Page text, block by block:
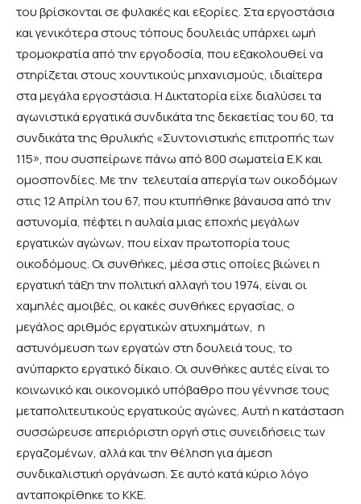
του βρίσκονται σε φυλακές και εξορίες. Στα εργοστάσια
και γενικότερα στους τόπους δουλειάς υπάρχει ωμή
τρομοκρατία από την εργοδοσία, που εξακολουθεί να
στηρίζεται στους χουντικούς μηχανισμούς, ιδιαίτερα
στα μεγάλα εργοστάσια. H Δικτατορία είχε διαλύσει τα
αγωνιστικά εργατικά συνδικάτα της δεκαετίας του 60, τα
συνδικάτα της θρυλικής «Συντονιστικής επιτροπής των
115», που συσπείρωνε πάνω από 800 σωματεία Ε.Κ και
ομοσπονδίες. Με την τελευταία απεργία των οικοδόμων
στις 12 Απρίλη του 67, που κτυπήθηκε βάναυσα από την
αστυνομία, πέφτει η αυλαία μιας εποχής μεγάλων
εργατικών αγώνων, που είχαν πρωτοπορία τους
οικοδόμους. Οι συνθήκες, μέσα στις οποίες βιώνει η
εργατική τάξη την πολιτική αλλαγή του 1974, είναι οι
χαμηλές αμοιβές, οι κακές συνθήκες εργασίας, ο
μεγάλος αριθμός εργατικών ατυχημάτων, η
αστυνόμευση των εργατών στη δουλειά τους, το
ανύπαρκτο εργατικό δίκαιο. Οι συνθήκες αυτές είναι το
κοινωνικό και οικονομικό υπόβαθρο που γέννησε τους
μεταπολιτευτικούς εργατικούς αγώνες. Αυτή η κατάσταση
συσσώρευσε απεριόριστη οργή στις συνειδήσεις των
εργαζομένων, αλλά και την θέληση για άμεση
συνδικαλιστική οργάνωση. Σε αυτό κατά κύριο λόγο
ανταποκρίθηκε το ΚΚΕ.